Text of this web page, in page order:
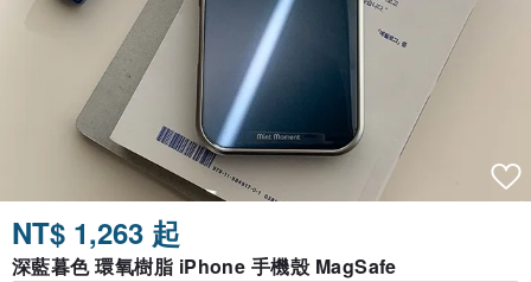
NT$ 1,263 起
深藍暮色 環氧樹脂 iPhone 手機殼 MagSafe